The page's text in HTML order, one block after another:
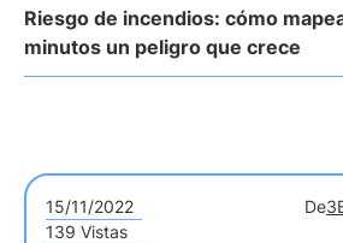
Riesgo de incendios: cómo
minutos un peligro que crece
15/11/2022 De
139 Vistas